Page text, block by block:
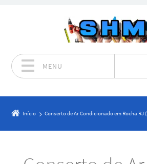
MENU
Início Conserto de Ar Condicionado em Rocha RJ